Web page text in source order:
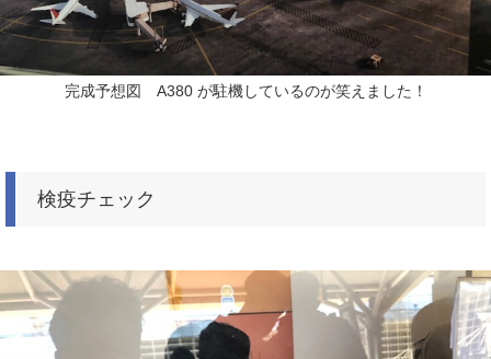
完成予想図 A380 が駐機しているのが笑えました！
検疫チェック